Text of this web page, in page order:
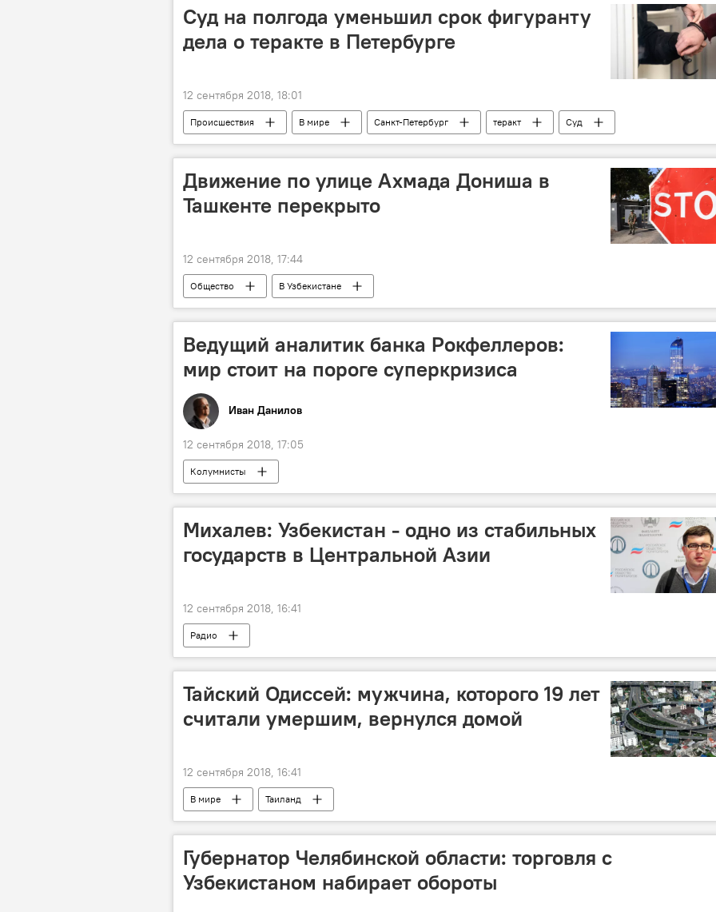
Суд на полгода уменьшил срок фигуранту
дела о теракте в Петербурге
12 сентября 2018, 18:01
Происшествия В мире Санкт-Петербург теракт Суд
Движение по улице Ахмада Дониша в
Ташкенте перекрыто
12 сентября 2018, 17:44
Общество В Узбекистане
Ведущий аналитик банка Рокфеллеров:
мир стоит на пороге суперкризиса
Иван Данилов
12 сентября 2018, 17:05
Колумнисты
Михалев: Узбекистан - одно из стабильных
государств в Центральной Азии
12 сентября 2018, 16:41
Радио
Тайский Одиссей: мужчина, которого 19 лет
считали умершим, вернулся домой
12 сентября 2018, 16:41
В мире Таиланд
Губернатор Челябинской области: торговля с
Узбекистаном набирает обороты